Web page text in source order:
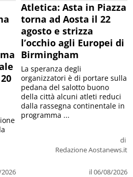
Atletica: Asta in Piazza
torna ad Aosta il 22
agosto e strizza
l’occhio agli Europei di
Birmingham
di
Redazione Aostanews.it
il 06/08/2026
La speranza degli
organizzatori è di portare sulla
pedana del salotto buono
della città alcuni atleti reduci
dalla rassegna continentale in
programma ...